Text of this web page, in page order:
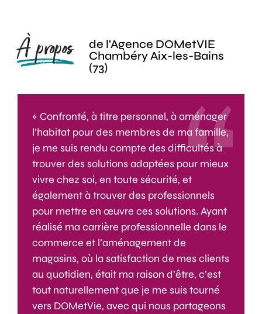
À propos
de l'Agence DOMetVIE
Chambéry Aix-les-Bains
(73)
« Confronté, à titre personnel, à aménager
l’habitat pour des membres de ma famille,
je me suis rendu compte des difficultés à
trouver des solutions adaptées pour mieux
vivre chez soi, en toute sécurité, et
également à trouver des professionnels
pour mettre en œuvre ces solutions. Ayant
réalisé ma carrière professionnelle dans le
commerce et l’aménagement de
magasins, où la satisfaction de mes clients
au quotidien, était ma raison d’être, c’est
tout naturellement que je me suis tourné
vers DOMetVie, avec qui nous partageons